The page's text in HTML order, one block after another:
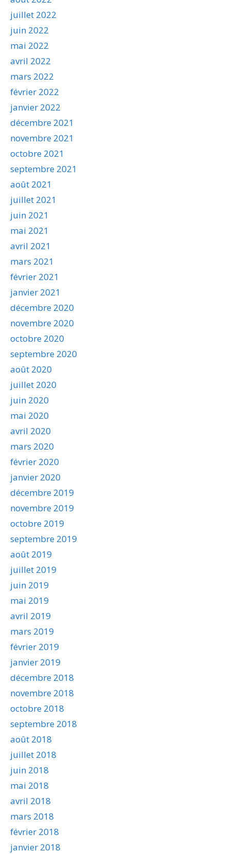
juillet 2022
juin 2022
mai 2022
avril 2022
mars 2022
février 2022
janvier 2022
décembre 2021
novembre 2021
octobre 2021
septembre 2021
août 2021
juillet 2021
juin 2021
mai 2021
avril 2021
mars 2021
février 2021
janvier 2021
décembre 2020
novembre 2020
octobre 2020
septembre 2020
août 2020
juillet 2020
juin 2020
mai 2020
avril 2020
mars 2020
février 2020
janvier 2020
décembre 2019
novembre 2019
octobre 2019
septembre 2019
août 2019
juillet 2019
juin 2019
mai 2019
avril 2019
mars 2019
février 2019
janvier 2019
décembre 2018
novembre 2018
octobre 2018
septembre 2018
août 2018
juillet 2018
juin 2018
mai 2018
avril 2018
mars 2018
février 2018
janvier 2018